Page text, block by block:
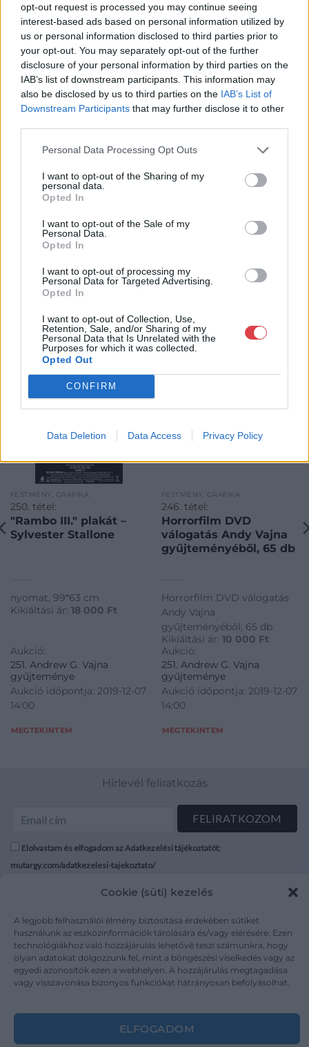
opt-out request is processed you may continue seeing
interest-based ads based on personal information utilized by
us or personal information disclosed to third parties prior to
your opt-out. You may separately opt-out of the further
disclosure of your personal information by third parties on the
IAB’s list of downstream participants. This information may
also be disclosed by us to third parties on the IAB’s List of
Downstream Participants that may further disclose it to other
Personal Data Processing Opt Outs
I want to opt-out of the Sharing of my
personal data.
Opted In
I want to opt-out of the Sale of my
Personal Data.
Opted In
I want to opt-out of processing my
Personal Data for Targeted Advertising.
Opted In
I want to opt-out of Collection, Use,
Retention, Sale, and/or Sharing of my
Personal Data that Is Unrelated with the
Purposes for which it was collected.
Opted Out
CONFIRM
Data Deletion Data Access Privacy Policy
Cookie (süti) kezelés
A legjobb felhasználói élmény biztosítása érdekében sütiket
használunk az eszközinformációk tárolására és/vagy elérésére. Ezen
technológiákhoz való hozzájárulás lehetővé teszi számunkra, hogy
olyan adatokat dolgozzunk fel, mint a böngészési viselkedés vagy az
egyedi azonosítók ezen a webhelyen. A hozzájárulás megtagadása
vagy visszavonása bizonyos funkciókat hátrányosan befolyásolhat.
ELFOGADOM
Kft.
1055 Budapest, Balaton utca 8.
Telefon: +361 475 6000 +361
4756005
Weboldal:
http://www.nagyhazi.hu
Bemutatkozás: Magas színvonalú festmények és műtárgyak,
bútorok, szőnyegek, üveg, porcelán és ezüst tárgyak, ékszerek,
gyűjtemények árverezése. Ingyenes értékbecslés. Árveréseinkre
GALÉRIA TOVÁBBI MŰTÁRGYAI
KAPCSOLÓDÓ MŰTÁRGYAK
FESTMÉNY, GRAFIKA
250. tétel:
"Rambo III." plakát –
Sylvester Stallone
nyomat, 99*63 cm
Kikiáltási ár: 18 000 Ft
Aukció:
251. Andrew G. Vajna
gyűjteménye
Aukció időpontja: 2019-12-07
14:00
MEGTEKINTEM
FESTMÉNY, GRAFIKA
246. tétel:
Horrorfilm DVD
válogatás Andy Vajna
gyűjteményéből, 65 db
Horrorfilm DVD válogatás
Andy Vajna
gyűjteményéből, 65 db
Kikiáltási ár: 10 000 Ft
Aukció:
251. Andrew G. Vajna
gyűjteménye
Aukció időpontja: 2019-12-07
14:00
MEGTEKINTEM
Hírlevél feliratkozás
Elolvastam és elfogadom az Adatkezelési tájékoztatót:
mutargy.com/adatkezelesi-tajekoztato/
Médiaajánlat
Karrier
Kapcsolat
Áraink
ÁSZF
Adatvédelem
Impresszum